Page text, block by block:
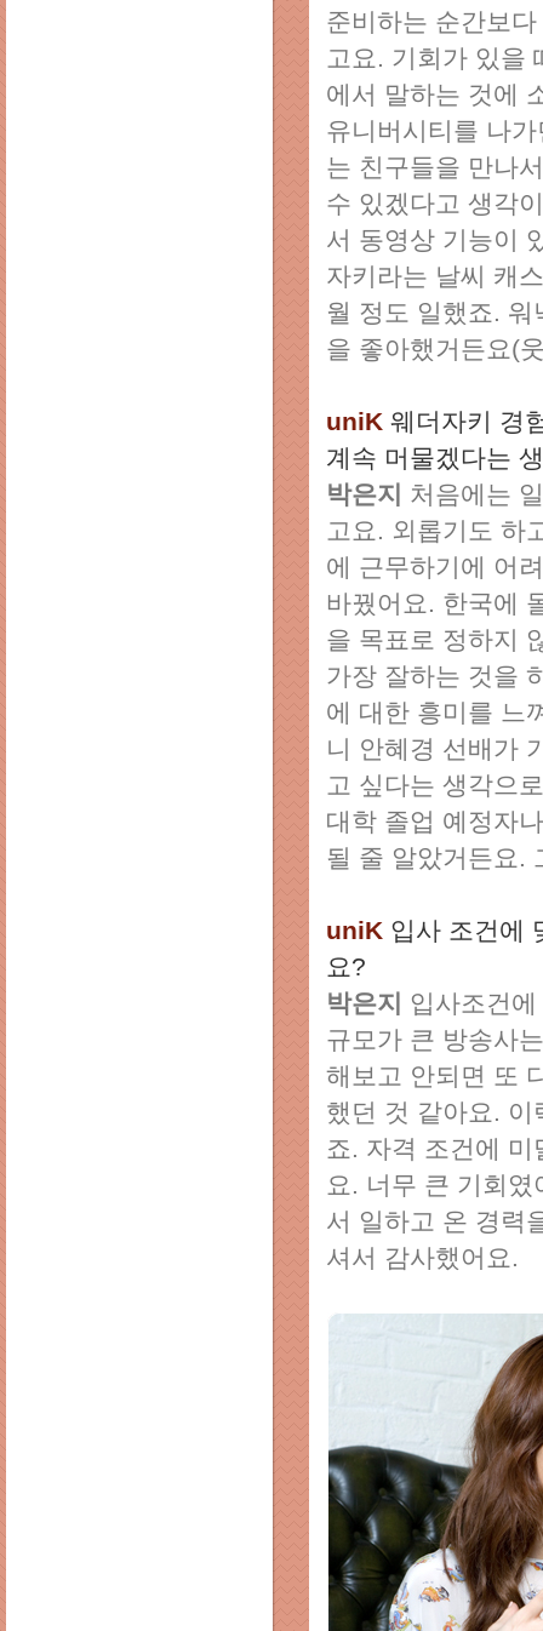
준비하는 순간보
고요. 기회가 있을
에서 말하는 것에
유니버시티를 나
는 친구들을 만나
수 있겠다고 생각
서 동영상 기능이
자키라는 날씨 캐
월 정도 일했죠.
을 좋아했거든요(
uniK웨더자키 경
계속 머물겠다는
박은지 처음에는
고요. 외롭기도 하
에 근무하기에 어
바꿨어요. 한국에
을 목표로 정하지
가장 잘하는 것을
에 대한 흥미를 느
니 안혜경 선배가
고 싶다는 생각으
대학 졸업 예정자
될 줄 알았거든요.
uniK 입사 조건에
요?
박은지 입사조건
규모가 큰 방송사
해보고 안되면 또
했던 것 같아요.
죠. 자격 조건에
요. 너무 큰 기회
서 일하고 온 경력
셔서 감사했어요.